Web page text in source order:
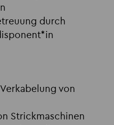
durch
von
Strickmaschinen